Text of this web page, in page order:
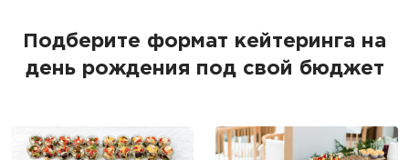
Подберите формат кейтеринга на
день рождения под свой бюджет